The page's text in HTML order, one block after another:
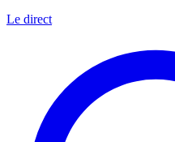
Le direct